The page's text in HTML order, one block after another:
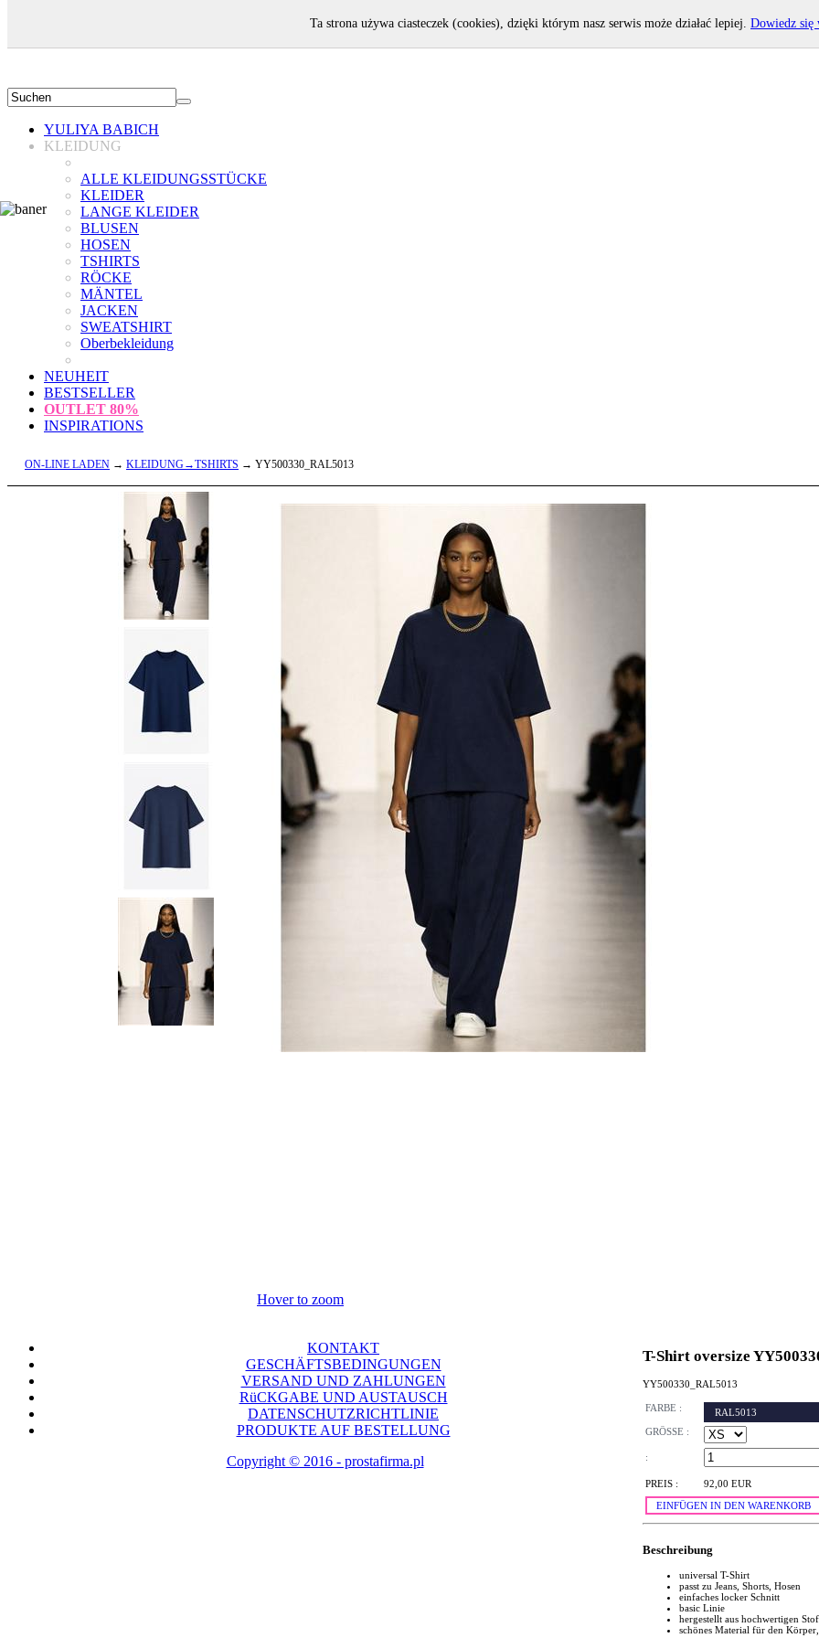
YULIYA BABICH
KLEIDUNG
ALLE KLEIDUNGSSTÜCKE
KLEIDER
LANGE KLEIDER
BLUSEN
HOSEN
TSHIRTS
RÖCKE
MÄNTEL
JACKEN
SWEATSHIRT
Oberbekleidung
NEUHEIT
BESTSELLER
OUTLET 80%
INSPIRATIONS
ON-LINE LADEN → KLEIDUNG→TSHIRTS → YY500330_RAL5013
Hover to zoom
T-Shirt oversize
YY500330_RAL5013
FARBE : RAL5013
GRÖSSE :
:
PREIS :
92,00 EUR
EINFÜGEN IN DEN WARENKORB
Beschreibung
universal T-Shirt
passt zu Jeans, Shorts, Hosen
einfaches locker Schnitt
basic Linie
hergestellt aus hochwertigen
schönes Material für den
KONTAKT
GESCHÄFTSBEDINGUNGEN
VERSAND UND ZAHLUNGEN
RüCKGABE UND AUSTAUSCH
DATENSCHUTZRICHTLINIE
PRODUKTE AUF BESTELLUNG
Copyright © 2016 - prostafirma.pl
Ta strona używa ciasteczek (cookies), dzięki którym nasz serwis może działać lepiej. Dowiedz się